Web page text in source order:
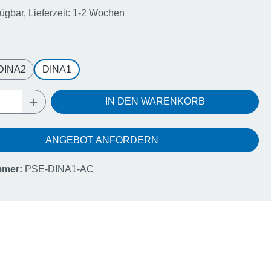
Lieferzeit: 1-2 Wochen
DINA1
Gib den gewünschten Wert ein
IN DEN WARENKORB
ANGEBOT ANFORDERN
PSE-DINA1-AC